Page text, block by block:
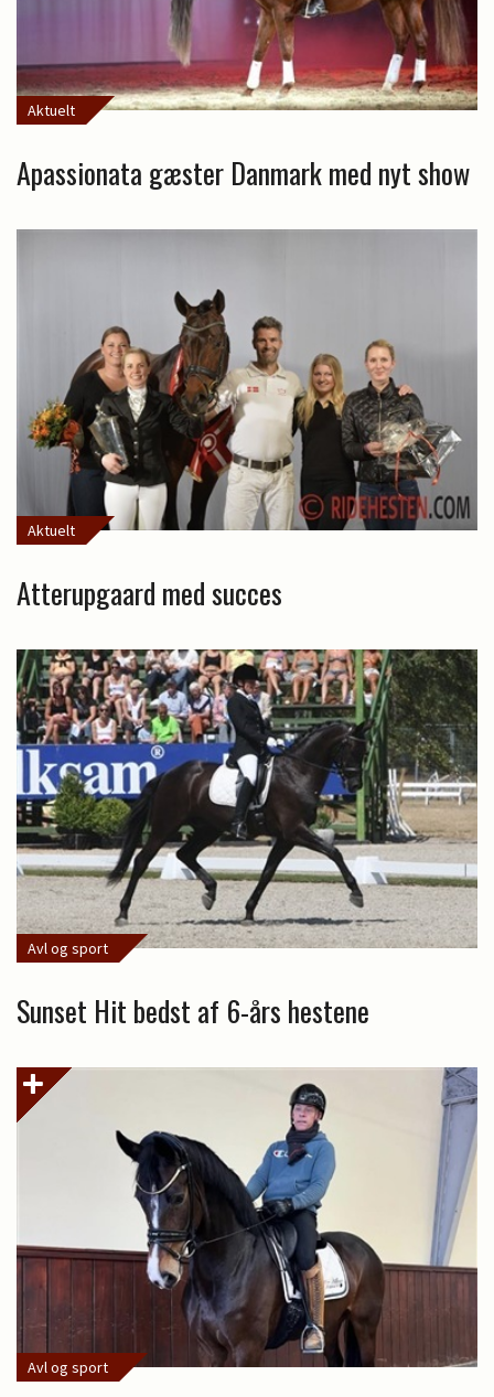
Aktuelt
Apassionata gæster Danmark med nyt show
Aktuelt
Atterupgaard med succes
Avl og sport
Sunset Hit bedst af 6-års hestene
Avl og sport